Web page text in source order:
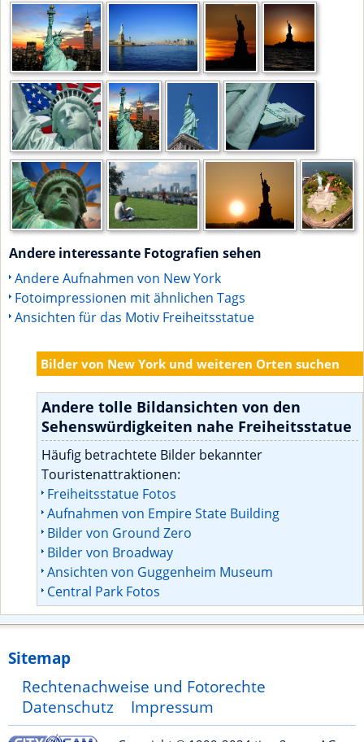
Andere interessante Fotografien sehen
Andere Aufnahmen von New York
Fotoimpressionen mit ähnlichen Tags
Ansichten für das Motiv Freiheitsstatue
Bilder von New York und weiteren Orten suchen
Andere tolle Bildansichten von den
Sehenswürdigkeiten nahe Freiheitsstatue
Häufig betrachtete Bilder bekannter
Touristenattraktionen:
Freiheitsstatue Fotos
Aufnahmen von Empire State Building
Bilder von Ground Zero
Bilder von Broadway
Ansichten von Guggenheim Museum
Central Park Fotos
Sitemap
Rechtenachweise und Fotorechte
Datenschutz
Impressum